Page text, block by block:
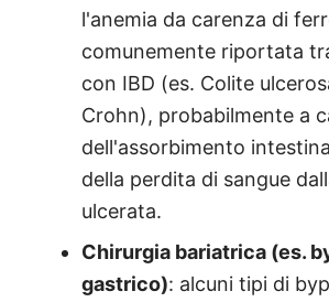
l'anemia da carenza di
comunemente riportata
con IBD (es. Colite
Crohn), probabilmente a
dell'assorbimento
della perdita di sangue
ulcerata.
Chirurgia bariatrica (es.
gastrico): alcuni tipi di